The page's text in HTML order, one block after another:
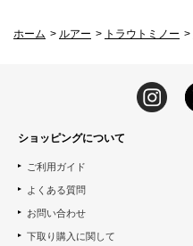
ホーム > ルアー > トラウトミノー >
ショッピングについて
ご利用ガイド
よくある質問
お問い合わせ
下取り購入に関して